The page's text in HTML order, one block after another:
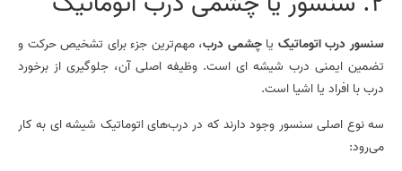
سنسور درب اتوماتیک یاچشمی درب، مهم‌ترین جزء برای تشخیص حرکت و
تضمین ایمنی درب شیشه ای است. وظیفه اصلی آن، جلوگیری از برخورد
درب با افراد یا اشیا است.
سه نوع اصلی سنسور وجود دارند که در درب‌های اتوماتیک شیشه ای به کار
می‌رود: